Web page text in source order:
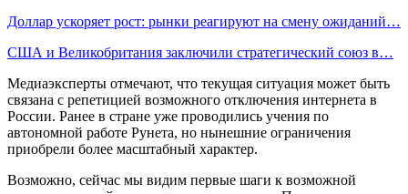
Доллар ускоряет рост: рынки реагируют на смену ожиданий…
США и Великобритания заключили стратегический союз в…
Медиаэксперты отмечают, что текущая ситуация может быть
связана с репетицией возможного отключения интернета в
России. Ранее в стране уже проводились учения по
автономной работе Рунета, но нынешние ограничения
приобрели более масштабный характер.
Возможно, сейчас мы видим первые шаги к возможной